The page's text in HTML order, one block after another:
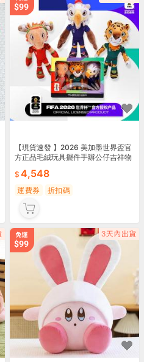
【現貨速發 】2026 美加墨世界盃官
方正品毛絨玩具擺件手辦公仔吉祥物
4,548
運費券 折扣碼